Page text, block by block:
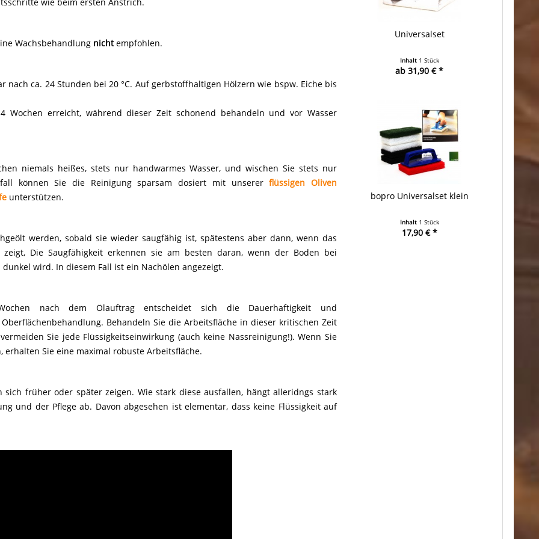
Wachsbehandlung nichtempfohlen.
nach ca. 24 Stunden bei 20 °C. Auf gerbstoffhaltigen Hölzern wie bspw. Eiche bis
Wochen erreicht, während dieser Zeit schonend behandeln und vor Wasser
niemals heißes, stets nur handwarmes Wasser, und wischen Sie stets nur
können Sie die Reinigung sparsam dosiert mit unsererflüssigen Oliven
unterstützen.
werden, sobald sie wieder saugfähig ist, spätestens aber dann, wenn das
Die Saugfähigkeit erkennen sie am besten daran, wenn der Boden bei
wird. In diesem Fall ist ein Nachölen angezeigt.
nach dem Ölauftrag entscheidet sich die Dauerhaftigkeit und
Behandeln Sie die Arbeitsfläche in dieser kritischen Zeit
Sie jede Flüssigkeitseinwirkung (auch keine Nassreinigung!). Wenn Sie
erhalten Sie eine maximal robuste Arbeitsfläche.
sich früher oder später zeigen. Wie stark diese ausfallen, hängt alleridngs stark
und der Pflege ab. Davon abgesehen ist elementar, dass keine Flüssigkeit auf
Universalset
Inhalt 1 Stück
ab 31,90 € *
bopro Universalset klein
Inhalt 1 Stück
17,90 € *